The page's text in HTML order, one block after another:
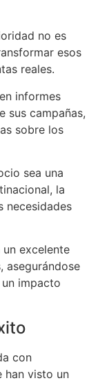
no es
esos
reales.
informes
sus campañas,
sobre los
sea una
la
necesidades
un excelente
asegurándose
impacto
con
han visto un